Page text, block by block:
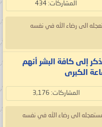
المشاركات: 434
الى رضاء الله في نفسه
إلى كافة البشر أنهم
الكبرى
المشاركات: 3,176
الى رضاء الله في نفسه